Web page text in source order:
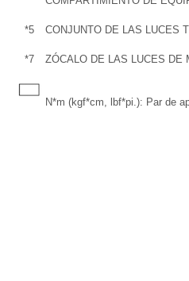
*5 CONJUNTO DE LAS LUCES
*7 ZÓCALO DE LAS LUCES DE
N*m (kgf*cm, lbf*pi.): Par de